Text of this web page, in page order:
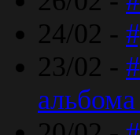
24/02 -
23/02 -